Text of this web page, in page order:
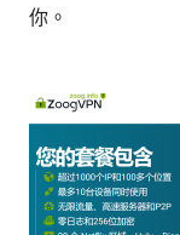
你。